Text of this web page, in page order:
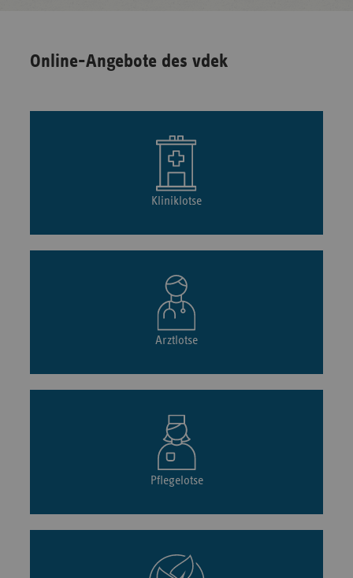
Online-Angebote des vdek
Kliniklotse
Arztlotse
Pflegelotse